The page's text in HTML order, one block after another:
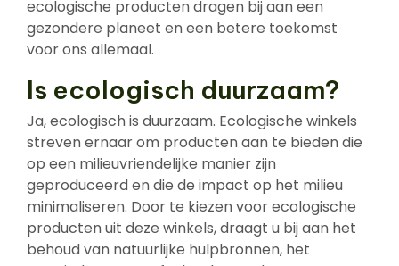
ecologische producten dragen bij aan een
gezondere planeet en een betere toekomst
voor ons allemaal.
Is ecologisch duurzaam?
Ja, ecologisch is duurzaam. Ecologische winkels
streven ernaar om producten aan te bieden die
op een milieuvriendelijke manier zijn
geproduceerd en die de impact op het milieu
minimaliseren. Door te kiezen voor ecologische
producten uit deze winkels, draagt u bij aan het
behoud van natuurlijke hulpbronnen, het